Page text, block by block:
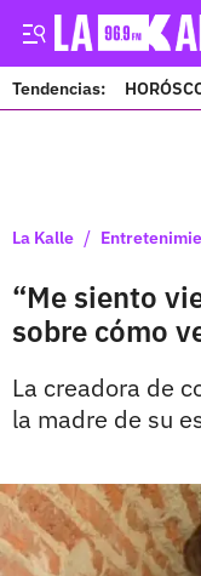
Tendencias:
La Kalle /
“Me siento
sobre cómo
La creadora de
la madre de su